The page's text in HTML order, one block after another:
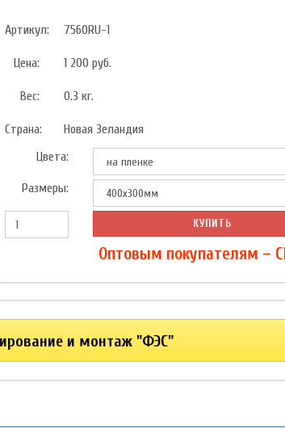
Артикул: 7560RU-1
Цена: 1 200 руб.
Вес: 0.3 кг.
Страна:
Новая Зеландия
Цвета:
Размеры:
КУПИТЬ
Оптовым покупателям –
и монтаж "ФЭС"